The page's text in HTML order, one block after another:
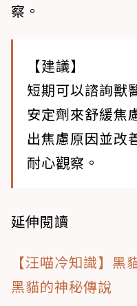
察。
【建議】
短期可以諮詢獸
安定劑來舒緩焦
出焦慮原因並改
耐心觀察。
延伸閱讀
【汪喵冷知識】
黑貓的神秘傳說